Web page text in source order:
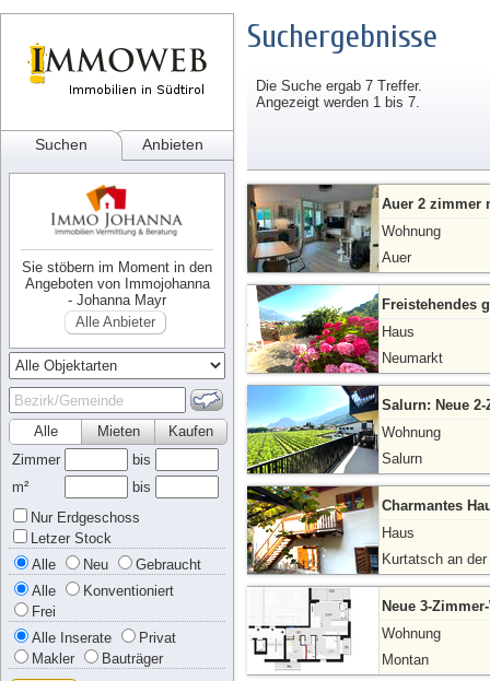
Suchen Anbieten
Sie stöbern im Moment in den
Angeboten von Immojohanna
- Johanna Mayr
Alle Anbieter
Alle Kaufen
Mieten
Zimmer
bis
m²
bis
Nur Erdgeschoss
Letzer Stock
Alle
Neu
Gebraucht
Alle
Konventioniert
Frei
Alle Inserate
Privat
Makler
Bauträger
Suchergebnisse
Die Suche ergab 7 Treffer.
Angezeigt werden 1 bis 7.
Auer 2 zimmer
Wohnung
Auer
Freistehendes
Haus
Neumarkt
Salurn: Neue
Wohnung
Salurn
Charmantes
Haus
Kurtatsch an
Neue 3-
Wohnung
Montan